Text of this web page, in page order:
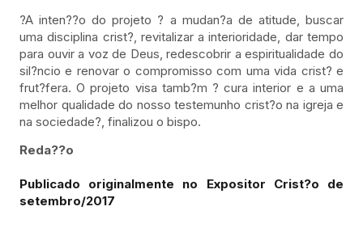
?A inten??o do projeto ? a mudan?a de atitude, buscar
uma disciplina crist?, revitalizar a interioridade, dar tempo
para ouvir a voz de Deus, redescobrir a espiritualidade do
sil?ncio e renovar o compromisso com uma vida crist? e
frut?fera. O projeto visa tamb?m ? cura interior e a uma
melhor qualidade do nosso testemunho crist?o na igreja e
na sociedade?, finalizou o bispo.
Reda??o
Publicado originalmente no Expositor Crist?o de
setembro/2017